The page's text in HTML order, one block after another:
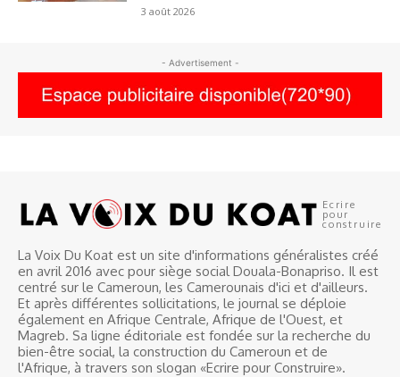
3 août 2026
- Advertisement -
Ecrire
pour
construire
La Voix Du Koat est un site d'informations généralistes créé
en avril 2016 avec pour siège social Douala-Bonapriso. Il est
centré sur le Cameroun, les Camerounais d'ici et d'ailleurs.
Et après différentes sollicitations, le journal se déploie
également en Afrique Centrale, Afrique de l'Ouest, et
Magreb. Sa ligne éditoriale est fondée sur la recherche du
bien-être social, la construction du Cameroun et de
l'Afrique, à travers son slogan «Ecrire pour Construire».